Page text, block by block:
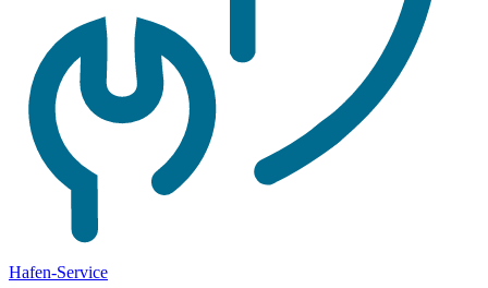
Hafen-Service